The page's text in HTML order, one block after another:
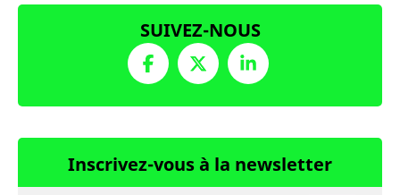
SUIVEZ-NOUS
Inscrivez-vous à la newsletter